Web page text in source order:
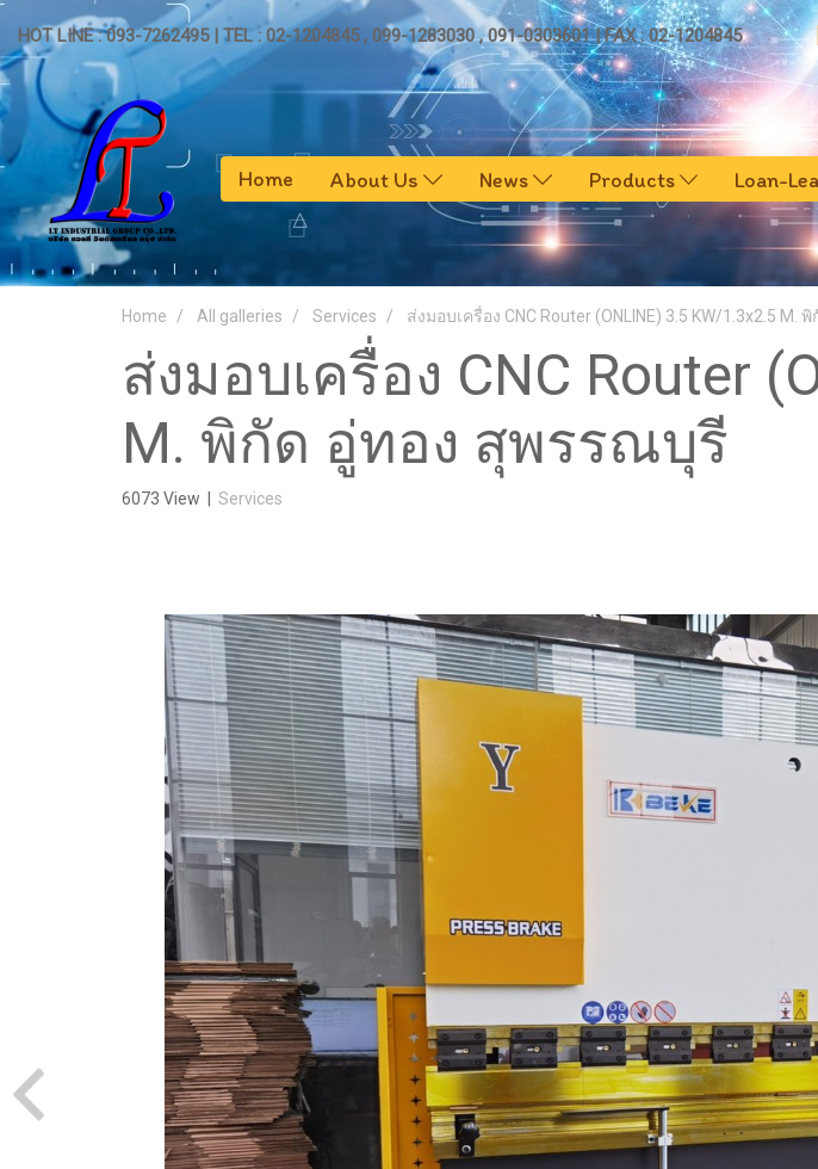
HOT LINE : 093-7262495 | TEL : 02-1204845 , 099-1283030 , 091-0303601 | FAX : 02-1204845
Home About Us News Products Loan-
Home All galleries Services ส่งมอบเครื่อง CNC Router (ONLINE) 3.5 KW/1.3x2.5 M.
ส่งมอบเครื่อง CNC Router
M. พิกัด อู่ทอง สุพรรณบุรี
6073 View Services